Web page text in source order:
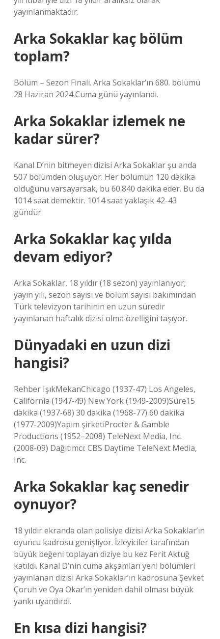
yayınlanmaktadır.
Arka Sokaklar kaç bölüm
toplam?
Bölüm – Sezon Finali. Arka Sokaklar’ın 680. bölümü
28 Haziran 2024 Cuma günü yayınlandı.
Arka Sokaklar izlemek ne
kadar sürer?
Kanal D’nin bitmeyen dizisi Arka Sokaklar şu anda
507 bölümden oluşuyor. Her bölümün 120 dakika
olduğunu varsayarsak, bu 60.840 dakika eder. Bu da
1014 saat demektir. 1014 saat yaklaşık 42-43
gündür.
Arka Sokaklar kaç yılda
devam ediyor?
Arka Sokaklar, 18 yıldır (18 sezon) yayınlanıyor;
yayın yılı, sezon sayısı ve bölüm sayısı bakımından
Türk televizyon tarihinin en uzun süredir
yayınlanan haftalık dizisi olma özelliğini taşıyor.
Dünyadaki en uzun dizi
hangisi?
Rehber IşıkMekanChicago (1937-47) Los Angeles,
California (1947-49) New York (1949-2009)Süre15
dakika (1937-68) 30 dakika (1968-77) 60 dakika
(1977-2009)Yapım şirketiProcter & Gamble
Productions (1952–2008) TeleNext Media, Inc.
(2008-09) Dağıtımcı: CBS Daytime TeleNext Media,
Inc.
Arka Sokaklar kaç senedir
oynuyor?
18 yıldır ekranda olan polisiye dizisi Arka Sokaklar’ın
oyuncu kadrosu genişliyor. İzleyiciler tarafından
büyük beğeni toplayan diziye bu kez Ferit Aktuğ
katıldı. Kanal D’nin cuma akşamları yeni bölümleri
yayınlanan dizisi Arka Sokaklar’ın kadrosuna Şevket
Çoruh ve Oya Okar’ın yeniden dahil olması büyük
yankı uyandırdı.
En kısa dizi hangisi?